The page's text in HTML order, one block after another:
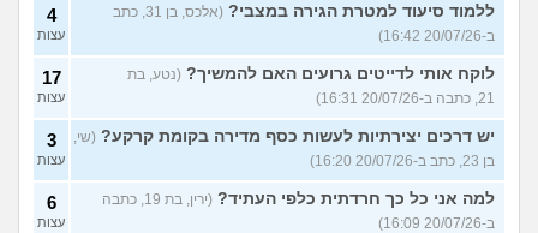
ללמוד סיעוד למטרת הגירה במצבי?
(אלכס, בן 31, כתב
ב-20/07/26 16:42)
4
עצות
לוקח אותי לדייטים גרועים האם להמשיך? (נטע, בת
21, כתבה ב-20/07/26 16:31)
17
עצות
יש דרכים יצירתיות לעשות כסף מדירה בקומת קרקע? (שי,
בן 23, כתב ב-20/07/26 16:20)
3
עצות
למה אני כל כך חרדתית כלפי העתיד?
(ירין, בת 19, כתבה
ב-20/07/26 16:09)
6
עצות